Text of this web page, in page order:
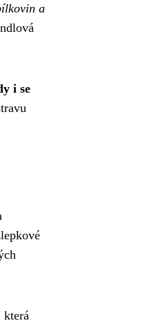
a
i se
která